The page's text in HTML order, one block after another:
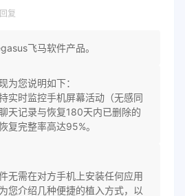
回复
飞马软件产品。
为您说明如下：
实时监控手机屏幕活动（无感同
天记录与恢复180天内已删除的
复完整率高达95%。
无需在对方手机上安装任何应用
您介绍几种便捷的植入方式，以